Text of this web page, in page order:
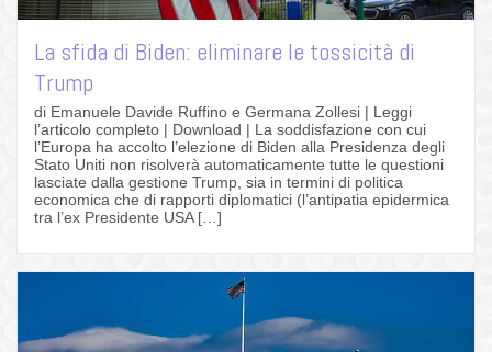
La sfida di Biden: eliminare le tossicità di
Trump
di Emanuele Davide Ruffino e Germana Zollesi | Leggi
l’articolo completo | Download | La soddisfazione con cui
l’Europa ha accolto l’elezione di Biden alla Presidenza degli
Stato Uniti non risolverà automaticamente tutte le questioni
lasciate dalla gestione Trump, sia in termini di politica
economica che di rapporti diplomatici (l’antipatia epidermica
tra l’ex Presidente USA […]